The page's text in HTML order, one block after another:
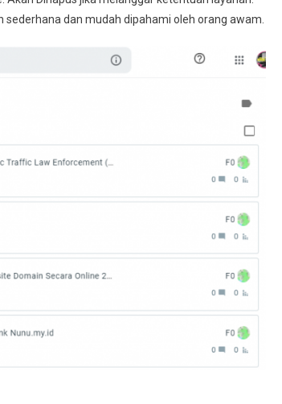
dan mudah dipahami oleh orang awam.